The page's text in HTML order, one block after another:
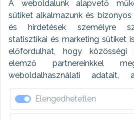
A weboldalunk alapvető
sütiket alkalmazunk és
és hirdetések személyre
statisztikai és marketing sütiket
előfordulhat, hogy közösségi
elemző partnereinkkel
weboldalhasználati
forrásokból gyűjtött adatokkal
elfogadásával kapcsolatosan
ezen adatokat 6 hónap után
Elengedhetetlen
Fényképtár
Autómosó